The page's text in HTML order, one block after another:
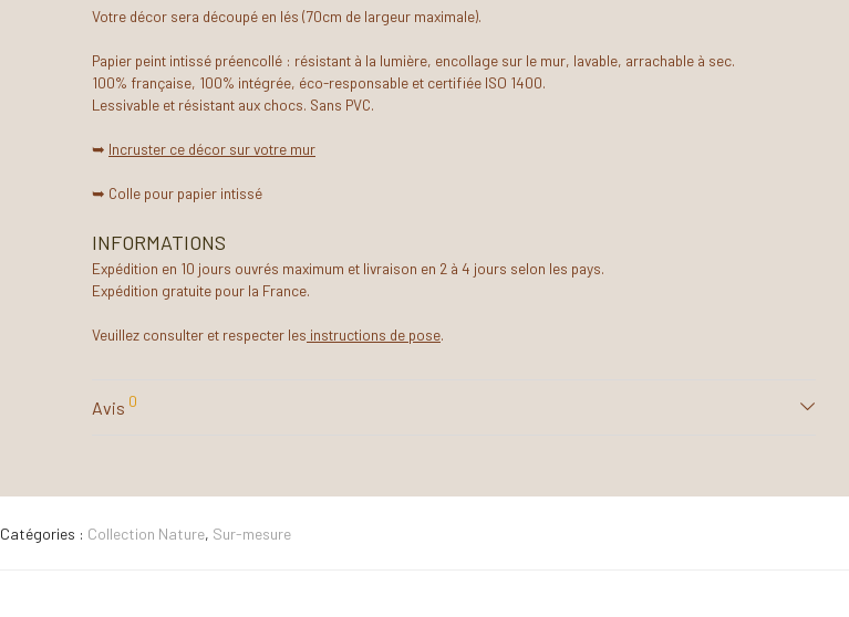
Votre décor sera découpé en lés (70cm de largeur maximale).
Papier peint intissé préencollé : résistant à la lumière, encollage sur le mur, lavable, arrachable à sec.
100% française, 100% intégrée, éco-responsable et certifiée ISO 1400.
Lessivable et résistant aux chocs. Sans PVC.
➥ Incruster ce décor sur votre mur
➥ Colle pour papier intissé
INFORMATIONS
Expédition en 10 jours ouvrés maximum et livraison en 2 à 4 jours selon les pays.
Expédition gratuite pour la France.
Veuillez consulter et respecter les instructions de pose.
Avis 0
Catégories : Collection Nature, Sur-mesure